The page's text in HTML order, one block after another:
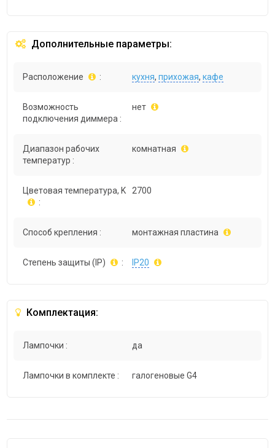
Дополнительные параметры:
Расположение : кухня,прихожая,кафе
Возможность
подключения диммера :
нет
Диапазон рабочих
температур :
комнатная
Цветовая температура, K
:
2700
Способ крепления : монтажная пластина
Степень защиты (IP) : IP20
Комплектация:
Лампочки : да
Лампочки в комплекте : галогеновые G4